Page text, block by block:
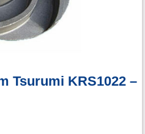
Tsurumi KRS1022 –